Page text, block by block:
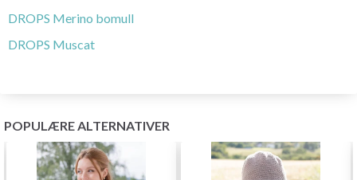
DROPS Merino bomull
DROPS Muscat
POPULÆRE ALTERNATIVER